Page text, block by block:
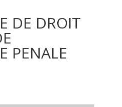
DE DROIT
PENALE